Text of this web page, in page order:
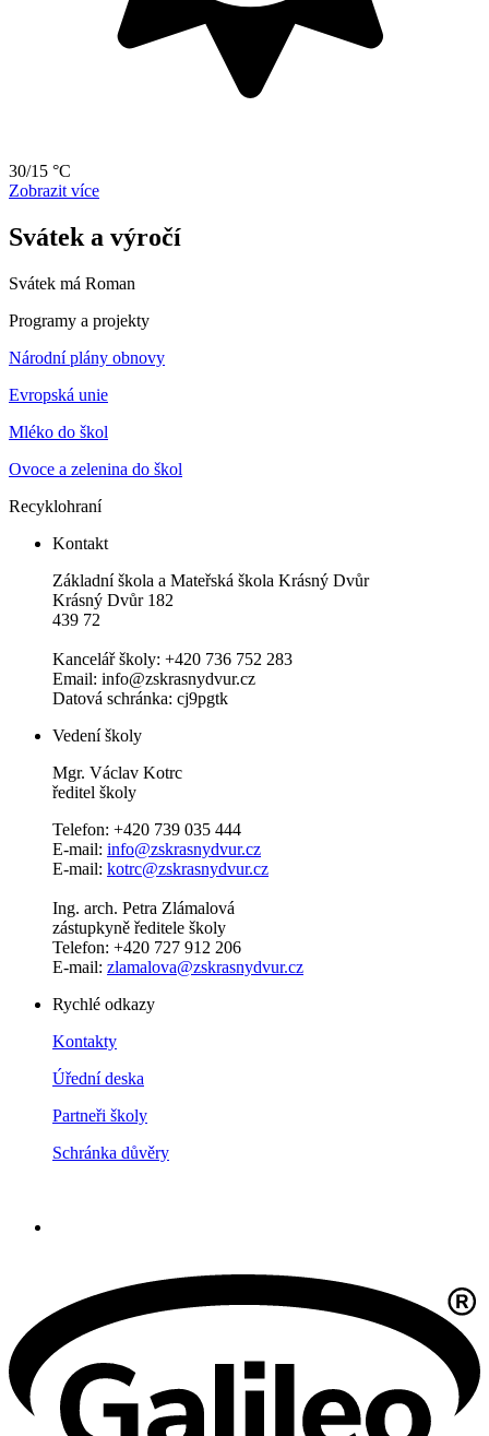
30/15 °C
Zobrazit více
Svátek a výročí
Svátek má Roman
Programy a projekty
Národní plány obnovy
Evropská unie
Mléko do škol
Ovoce a zelenina do škol
Recyklohraní
Kontakt
Základní škola a Mateřská škola Krásný Dvůr
Krásný Dvůr 182
439 72
Kancelář školy: +420 736 752 283
Email: info@zskrasnydvur.cz
Datová schránka: cj9pgtk
Vedení školy
Mgr. Václav Kotrc
ředitel školy
Telefon: +420 739 035 444
E-mail: info@zskrasnydvur.cz
E-mail: kotrc@zskrasnydvur.cz
Ing. arch. Petra Zlámalová
zástupkyně ředitele školy
Telefon: +420 727 912 206
E-mail: zlamalova@zskrasnydvur.cz
Rychlé odkazy
Kontakty
Úřední deska
Partneři školy
Schránka důvěry